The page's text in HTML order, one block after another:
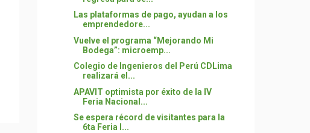
Las plataformas de pago, ayudan a los
emprendedore...
Vuelve el programa “Mejorando Mi
Bodega”: microemp...
Colegio de Ingenieros del Perú CDLima
realizará el...
APAVIT optimista por éxito de la IV
Feria Nacional...
Se espera récord de visitantes para la
6ta Feria I...